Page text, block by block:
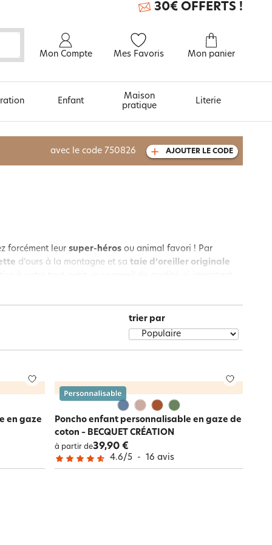
Mon Compte Mes Favoris Mon panier
30€ OFFERTS !
À découvrir aussi
Enfant
Maison
pratique
Literie
avec le code 750826 AJOUTER LE CODE
forcément leur super-héros ou animal favori ! Par
d’ours à la montagne et sa taie d’oreiller originale
trier par
en gaze
Poncho enfant personnalisable en gaze de
coton – BECQUET CRÉATION
à partir de39,90 €
4.6/5 - 16 avis